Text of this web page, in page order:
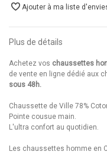
Ajouter à ma liste
Plus de détails
Achetez vos chaussettes
de vente en ligne dédié aux
sous 48h.
Chaussette de Ville 78%
Pointe cousue main.
L'ultra confort au quotidien.
Les chaussettes homme en